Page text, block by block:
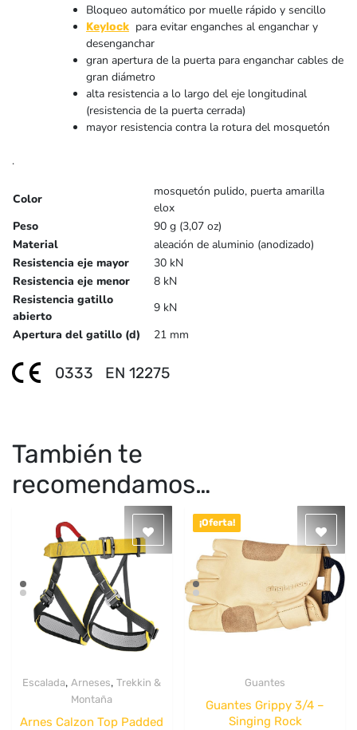
Bloqueo automático por muelle rápido y sencillo
Keylock para evitar enganches al enganchar y
desenganchar
gran apertura de la puerta para enganchar cables de
gran diámetro
alta resistencia a lo largo del eje longitudinal
(resistencia de la puerta cerrada)
mayor resistencia contra la rotura del mosquetón
.
Color
mosquetón pulido, puerta amarilla
elox
Peso
90 g (3,07 oz)
Material
aleación de aluminio (anodizado)
Resistencia eje mayor
30 kN
Resistencia eje menor
8 kN
Resistencia gatillo
abierto
9 kN
Apertura del gatillo (d)
21 mm
0333 EN 12275
También te
recomendamos…
Quick View
Escalada,Arneses,Trekkin &
Montaña
Arnes Calzon Top Padded
¡Oferta!
Guantes
Guantes Grippy 3/4 –
Singing Rock